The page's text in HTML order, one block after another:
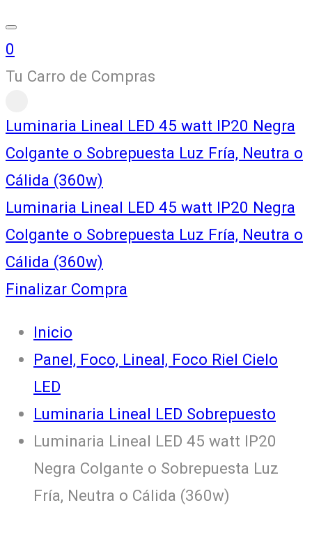
0
Tu Carro de Compras
Luminaria Lineal LED 45 watt IP20 Negra
Colgante o Sobrepuesta Luz Fría, Neutra o
Cálida (360w)
Luminaria Lineal LED 45 watt IP20 Negra
Colgante o Sobrepuesta Luz Fría, Neutra o
Cálida (360w)
Finalizar Compra
Inicio
Panel, Foco, Lineal, Foco Riel Cielo
LED
Luminaria Lineal LED Sobrepuesto
Luminaria Lineal LED 45 watt IP20
Negra Colgante o Sobrepuesta Luz
Fría, Neutra o Cálida (360w)